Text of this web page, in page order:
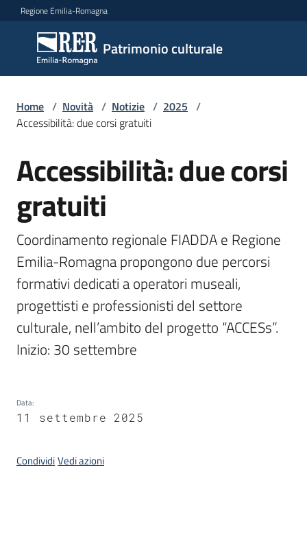
Vai al contenuto
Vai alla navigazione
Vai al footer
Regione Emilia-Romagna
Patrimonio culturale
Patrimonio
culturale
Argomenti
Novità
Servizi
Leggi
Atti
Bandi
Piani
Programmi
Mediateca
Home / Novità / Notizie / 2025 /
Accessibilità: due corsi gratuiti
Salta al contenuto
Accessibilità: due corsi
gratuiti
Coordinamento regionale FIADDA e Regione
Emilia-Romagna propongono due percorsi
formativi dedicati a operatori museali,
progettisti e professionisti del settore
culturale, nell’ambito del progetto “ACCESs”.
Inizio: 30 settembre
Data:
11 settembre 2025
CondividiVedi azioni